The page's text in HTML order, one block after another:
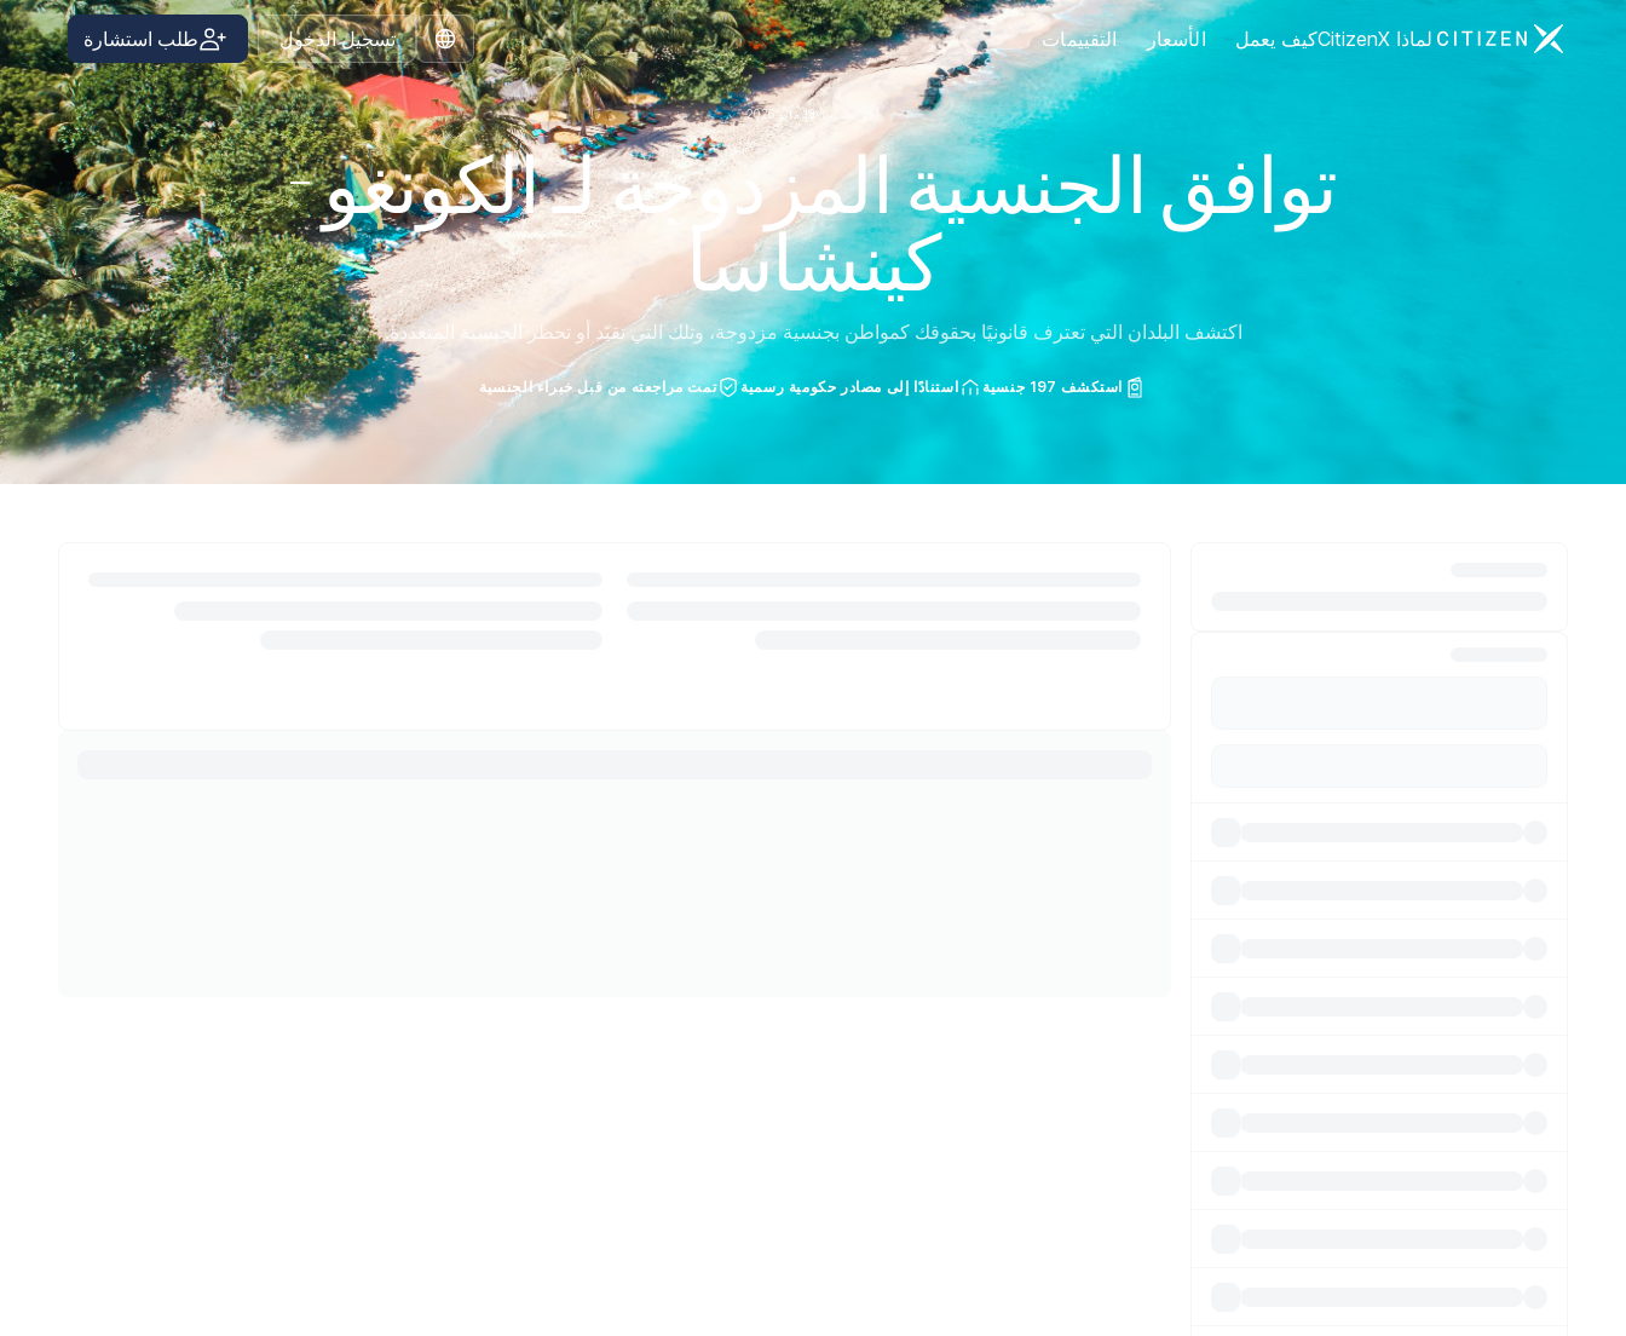
الانتقال إلى الصفحة الرئيسية لـ CitizenX
لماذا CitizenX كيف يعمل الأسعار التقييمات
Arabic
تسجيل الدخول طلب استشارة
آخر تحديث: 19 مايو 2026
توافق الجنسية المزدوجة لـ الكونغو -
كينشاسا
اكتشف البلدان التي تعترف قانونيًا بحقوقك كمواطن بجنسية مزدوجة، وتلك التي تقيّد أو تحظر الجنسية المتعددة.
استكشف 197 جنسية استنادًا إلى مصادر حكومية رسمية تمت مراجعته من قبل خبراء الجنسية